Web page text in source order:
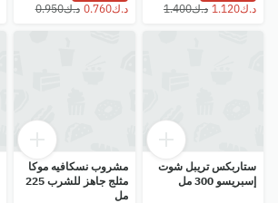
⁦د.ك0.760⁩
⁦د.ك0.950⁩
ستاربكس تريبل شوت
إسبريسو 300 مل
مشروب نسكافيه موكا
مثلج جاهز للشرب 225
مل